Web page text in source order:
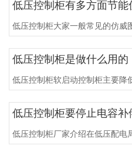
低压控制柜有多方面节能
低压控制柜大家一般常见的仿威
低压控制柜是做什么用的
低压控制柜软启动控制柜主要降
低压控制柜要停止电容补
低压控制柜厂家介绍在低压配电